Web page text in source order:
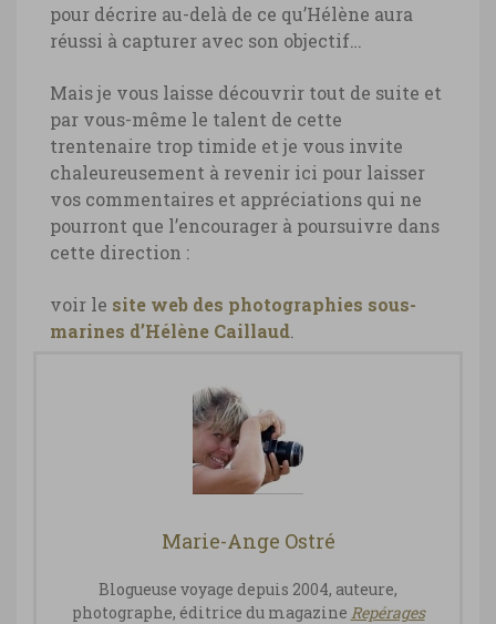
pour décrire au-delà de ce qu’Hélène aura
réussi à capturer avec son objectif…
Mais je vous laisse découvrir tout de suite et
par vous-même le talent de cette
trentenaire trop timide et je vous invite
chaleureusement à revenir ici pour laisser
vos commentaires et appréciations qui ne
pourront que l’encourager à poursuivre dans
cette direction :
voir le site web des photographies sous-
marines d’Hélène Caillaud
Marie-Ange Ostré
Blogueuse voyage depuis 2004, auteure,
photographe, éditrice du magazine Repérages